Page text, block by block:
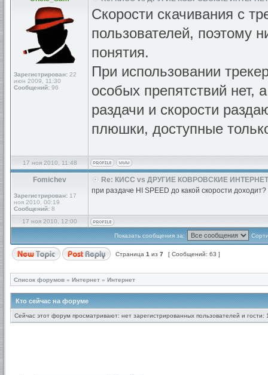
Зарегистрирован: 22
июн 2009, 11:30
Сообщений: 96
Скорости скачивания с
пользователей, поэтому
понятия.
При использовании
особых препятствий нет,
раздачи и скорости
плюшки, доступные
17 ноя 2010, 11:48
Fomichev
Зарегистрирован: 17
ноя 2010, 00:19
Сообщений: 8
Re: КИСС vs ДРУГИЕ КОВРОВСКИЕ
при раздаче HI SPEED до какой скорости доходит?
17 ноя 2010, 12:00
Показать сообщения за:
Страница 1 из 7 [ Сообщений: 63 ]
Список форумов » Интернет » Интернет
Кто сейчас на форуме
Сейчас этот форум просматривают: нет зарегистрированных пользователей и гости: